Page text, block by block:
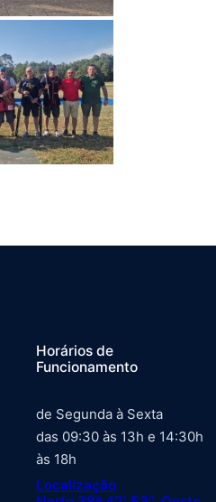
Horários de
Funcionamento
de Segunda à Sexta
das 09:30 às 13h e 14:30h
às 18h
Localização